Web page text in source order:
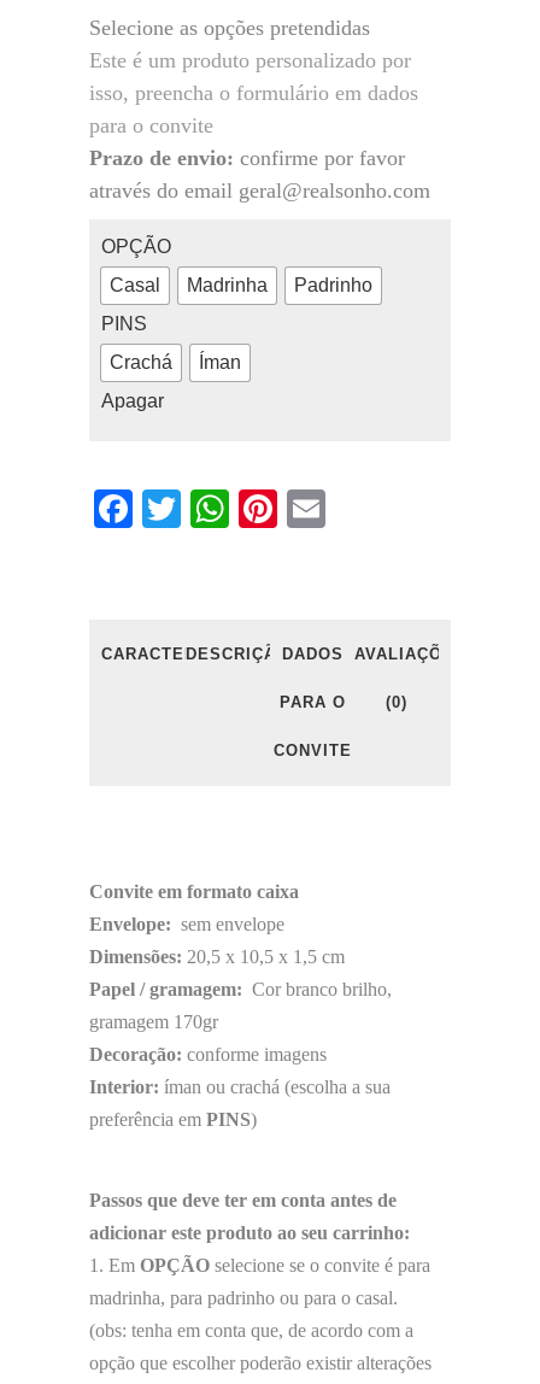
Selecione as opções pretendidas
Este é um produto personalizado por
isso, preencha o formulário em dados
para o convite
Prazo de envio: confirme por favor
através do email geral@realsonho.com
OPÇÃO
Casal
Madrinha
Padrinho
PINS
Crachá
Íman
Apagar
Facebook
TwitterWhatsApp
Pinterest
CARACTERÍSTICAS
DESCRIÇÃODADOS
PARA O
CONVITE
AVALIAÇÕES
(0)
Convite em formato caixa
Envelope: sem envelope
Dimensões: 20,5 x 10,5 x 1,5 cm
Papel / gramagem: Cor branco brilho,
gramagem 170gr
Decoração: conforme imagens
Interior: íman ou crachá (escolha a sua
preferência em PINS)
Passos que deve ter em conta antes de
adicionar este produto ao seu carrinho:
1. Em OPÇÃO selecione se o convite é para
madrinha, para padrinho ou para o casal.
(obs: tenha em conta que, de acordo com a
opção que escolher poderão existir alterações